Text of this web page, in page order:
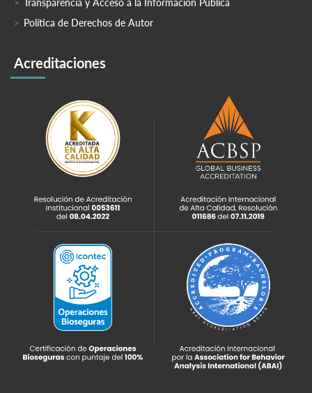
Transparencia y Acceso a la Información Pública
Política de Derechos de Autor
Acreditaciones